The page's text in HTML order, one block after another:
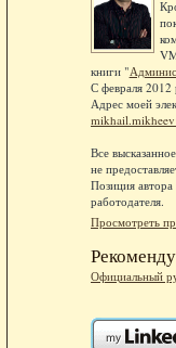
книги "
С февраля
Адрес моей
Все
не
Позиция
работодателя.
Просмотреть
Официальный